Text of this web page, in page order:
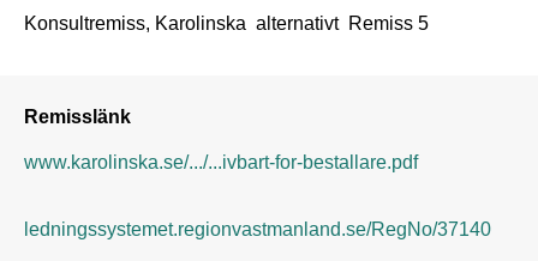
Konsultremiss, Karolinska  alternativt  Remiss 5
Remisslänk
www.karolinska.se/.../...ivbart-for-bestallare.pdf
ledningssystemet.regionvastmanland.se/RegNo/37140